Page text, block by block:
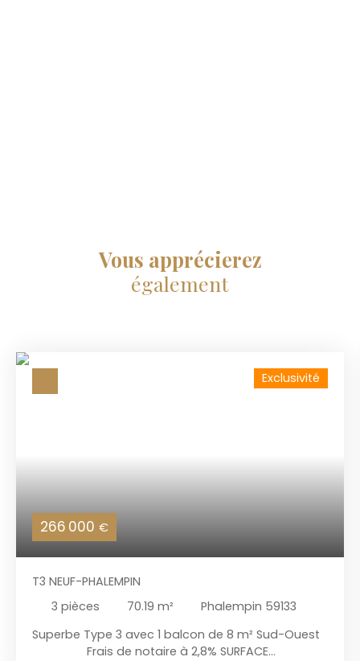
Vous apprécierez
également
266 000 €
Exclusivité
T3 NEUF-PHALEMPIN
3 pièces 70.19 m²
Phalempin 59133
Superbe Type 3 avec 1 balcon de 8 m² Sud-Ouest
Frais de notaire à 2,8% SURFACE